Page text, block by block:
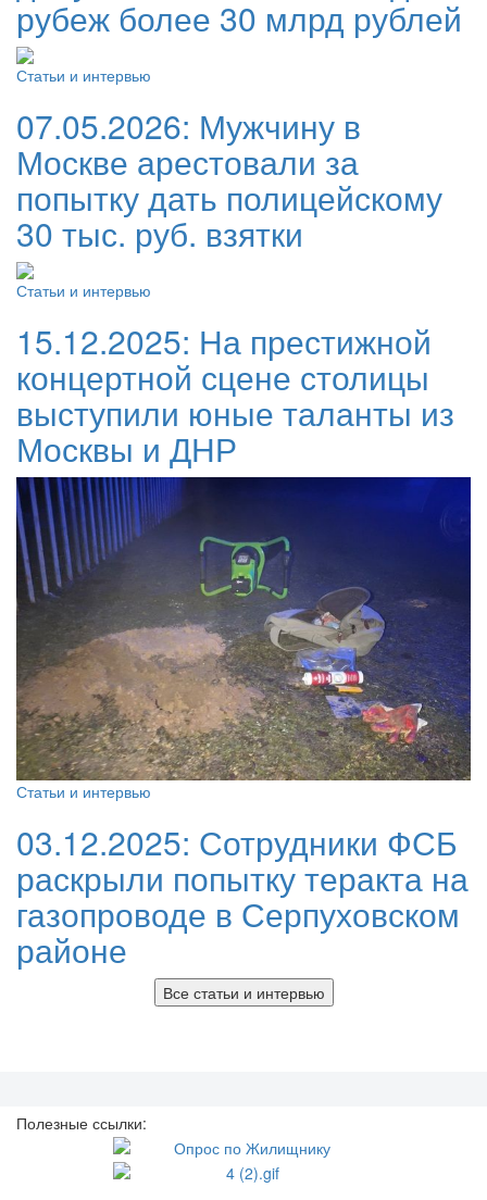
рубеж более 30 млрд рублей
Статьи и интервью
07.05.2026: Мужчину в
Москве арестовали за
попытку дать полицейскому
30 тыс. руб. взятки
Статьи и интервью
15.12.2025: На престижной
концертной сцене столицы
выступили юные таланты из
Москвы и ДНР
Статьи и интервью
03.12.2025: Сотрудники ФСБ
раскрыли попытку теракта на
газопроводе в Серпуховском
районе
Все статьи и интервью
Полезные ссылки: